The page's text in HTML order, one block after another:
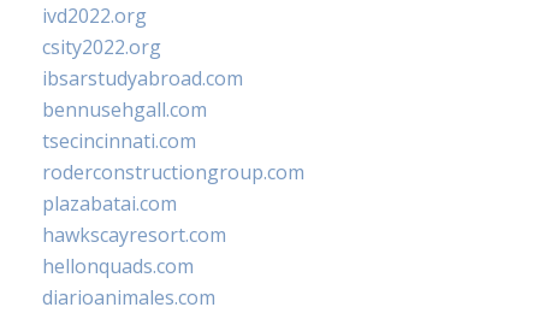
ivd2022.org
csity2022.org
ibsarstudyabroad.com
bennusehgall.com
tsecincinnati.com
roderconstructiongroup.com
plazabatai.com
hawkscayresort.com
hellonquads.com
diarioanimales.com